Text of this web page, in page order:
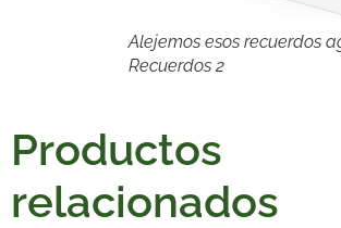
Alejemos esos recuerdos
Recuerdos 2
Productos
relacionados